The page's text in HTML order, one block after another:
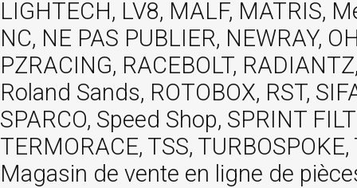
LIGHTECH, LV8, MALF, MATRIS,
NC, NE PAS PUBLIER, NEWRAY,
PZRACING, RACEBOLT,
Roland Sands, ROTOBOX, RST,
SPARCO, Speed Shop, SPRINT
TERMORACE, TSS,
Magasin de vente en ligne de